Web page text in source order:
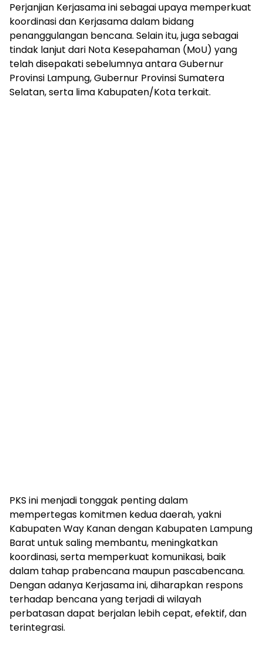
Perjanjian Kerjasama ini sebagai upaya memperkuat
koordinasi dan Kerjasama dalam bidang
penanggulangan bencana. Selain itu, juga sebagai
tindak lanjut dari Nota Kesepahaman (MoU) yang
telah disepakati sebelumnya antara Gubernur
Provinsi Lampung, Gubernur Provinsi Sumatera
Selatan, serta lima Kabupaten/Kota terkait.
PKS ini menjadi tonggak penting dalam
mempertegas komitmen kedua daerah, yakni
Kabupaten Way Kanan dengan Kabupaten Lampung
Barat untuk saling membantu, meningkatkan
koordinasi, serta memperkuat komunikasi, baik
dalam tahap prabencana maupun pascabencana.
Dengan adanya Kerjasama ini, diharapkan respons
terhadap bencana yang terjadi di wilayah
perbatasan dapat berjalan lebih cepat, efektif, dan
terintegrasi.